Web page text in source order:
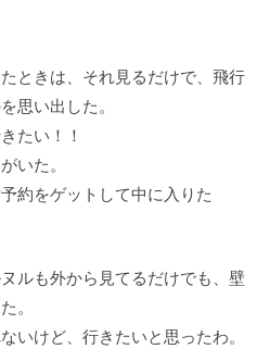
ときは、それ見るだけで、飛行
思い出した。
たい！！
いた。
約をゲットして中に入りた
ルも外から見てるだけでも、壁
。
いけど、行きたいと思ったわ。